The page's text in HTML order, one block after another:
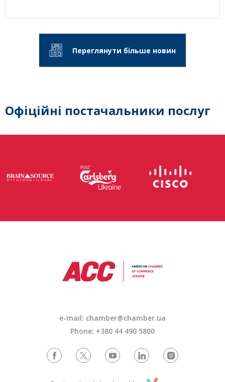
Переглянути більше новин
Офіційні постачальники послуг
e-mail: chamber@chamber.ua
Phone: +380 44 490 5800